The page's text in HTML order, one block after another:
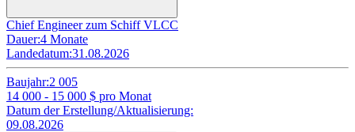
Chief Engineer zum Schiff VLCC
Dauer:4 Monate
Landedatum:31.08.2026
Baujahr:2 005
14 000 - 15 000 $ pro Monat
Datum der Erstellung/Aktualisierung:
09.08.2026